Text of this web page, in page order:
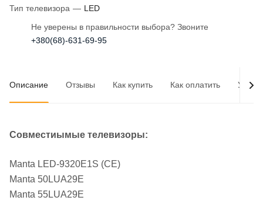
Тип телевизора — LED
Не уверены в правильности выбора? Звоните
+380(68)-631-69-95
Описание Отзывы Как купить Как оплатить
Совместиымые телевизоры:
Manta LED-9320E1S (CE)
Manta 50LUA29E
Manta 55LUA29E